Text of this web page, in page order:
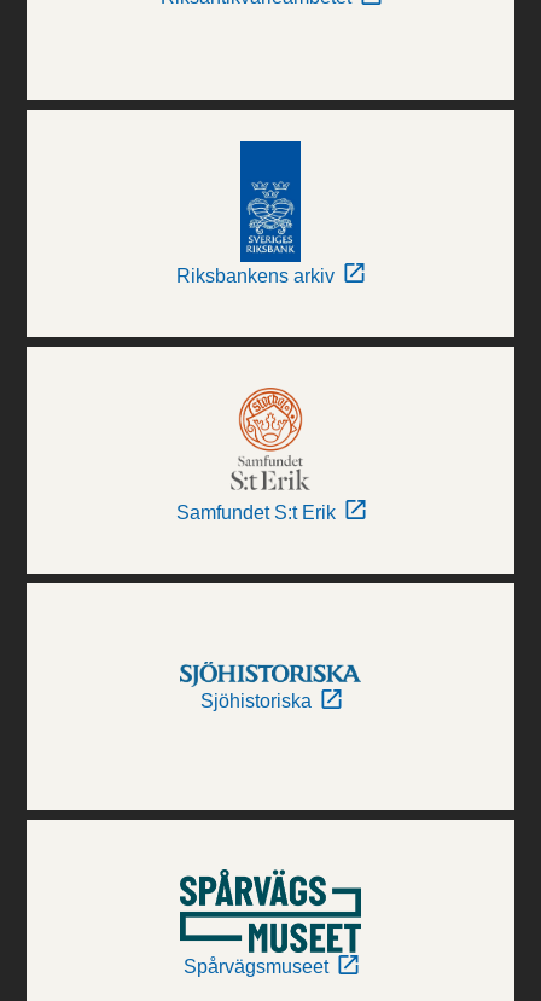
Riksbankens arkiv
Samfundet S:t Erik
Sjöhistoriska
Spårvägsmuseet